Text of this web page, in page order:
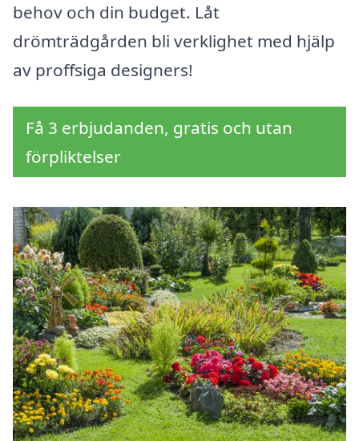
behov och din budget. Låt
drömträdgården bli verklighet med hjälp
av proffsiga designers!
Få 3 erbjudanden, gratis och utan
förpliktelser